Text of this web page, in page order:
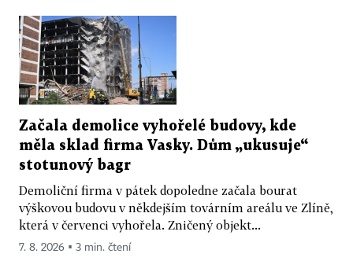
Začala demolice vyhořelé budovy, kde
měla sklad firma Vasky. Dům „ukusuje“
stotunový bagr
Demoliční firma v pátek dopoledne začala bourat
výškovou budovu v někdejším továrním areálu ve Zlíně,
která v červenci vyhořela. Zničený objekt...
7. 8. 2026 ▪ 3 min. čtení